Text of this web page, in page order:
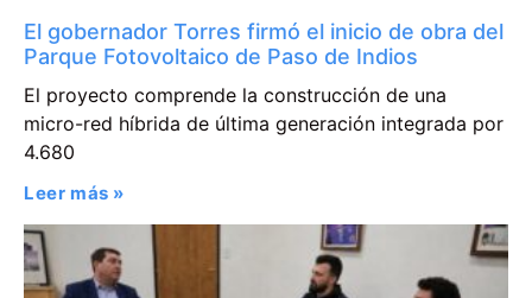
El gobernador Torres firmó el inicio de obra del
Parque Fotovoltaico de Paso de Indios
El proyecto comprende la construcción de una
micro-red híbrida de última generación integrada por
4.680
Leer más »